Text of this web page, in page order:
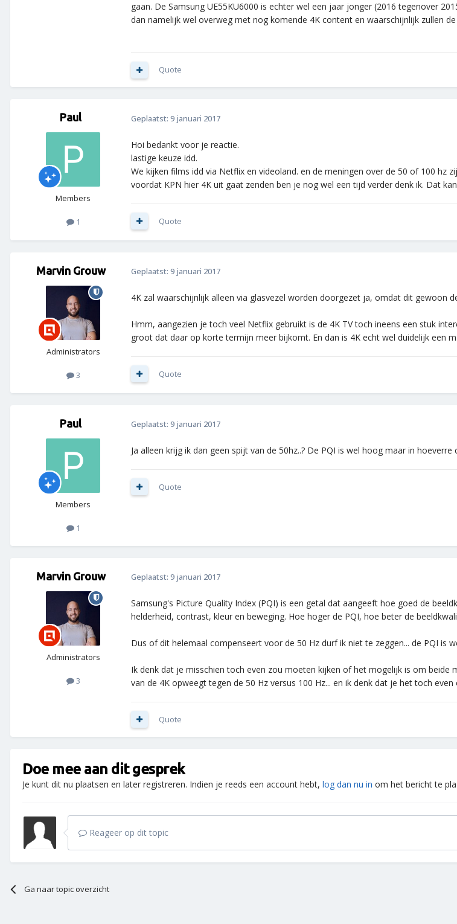
gaan. De Samsung UE55KU6000 is echter wel een jaar jonger (2016 tegenover
dan namelijk wel overweg met nog komende 4K content en waarschijnlijk zullen
Quote
Paul
Members
1
Geplaatst: 9 januari 2017
Hoi bedankt voor je reactie.
lastige keuze idd.
We kijken films idd via Netflix en videoland. en de meningen over de 50 of 100 hz
voordat KPN hier 4K uit gaat zenden ben je nog wel een tijd verder denk ik. Dat
Quote
Marvin Grouw
Administrators
3
Geplaatst: 9 januari 2017
4K zal waarschijnlijk alleen via glasvezel worden doorgezet ja, omdat dit gewoon
Hmm, aangezien je toch veel Netflix gebruikt is de 4K TV toch ineens een stuk
groot dat daar op korte termijn meer bijkomt. En dan is 4K echt wel duidelijk een
Quote
Paul
Members
1
Geplaatst: 9 januari 2017
Ja alleen krijg ik dan geen spijt van de 50hz..? De PQI is wel hoog maar in
Quote
Marvin Grouw
Administrators
3
Geplaatst: 9 januari 2017
Samsung's Picture Quality Index (PQI) is een getal dat aangeeft hoe goed de
helderheid, contrast, kleur en beweging. Hoe hoger de PQI, hoe beter de
Dus of dit helemaal compenseert voor de 50 Hz durf ik niet te zeggen... de PQI is
Ik denk dat je misschien toch even zou moeten kijken of het mogelijk is om
van de 4K opweegt tegen de 50 Hz versus 100 Hz... en ik denk dat je het toch
Quote
Doe mee aan dit gesprek
Je kunt dit nu plaatsen en later registreren. Indien je reeds een account hebt, log dan nu in om het bericht te
Reageer op dit topic
Ga naar topic overzicht